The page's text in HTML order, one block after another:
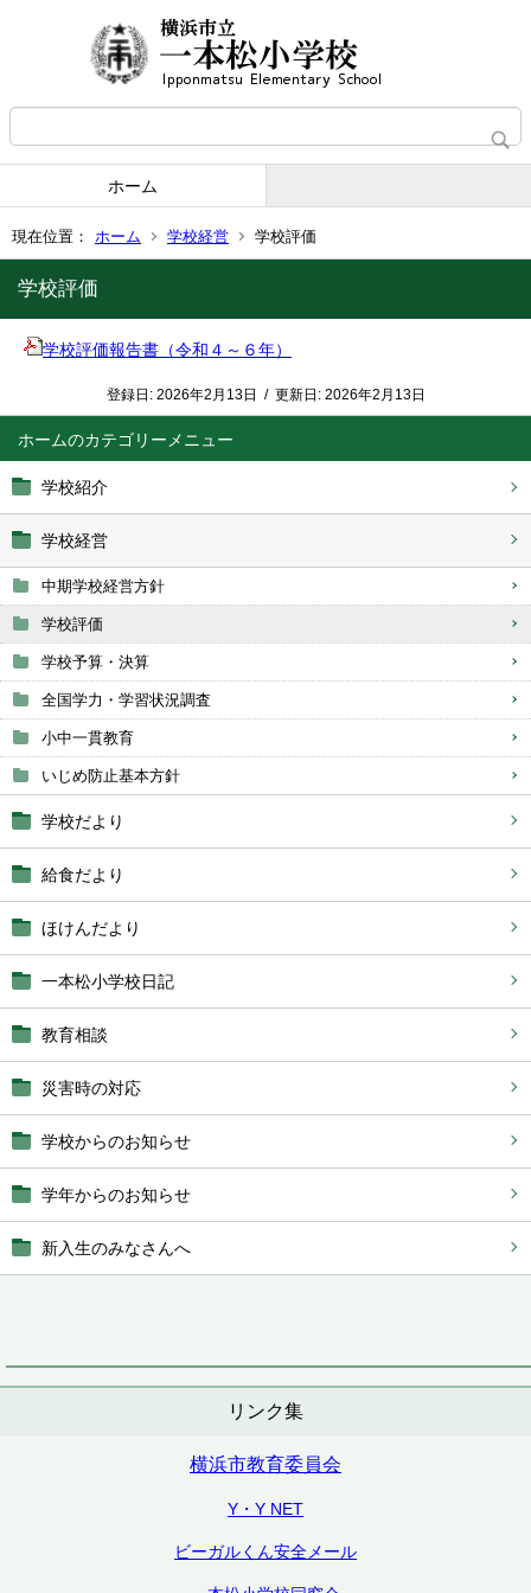
ホーム
現在位置： ホーム 学校経営 学校評価
ホーム
学校紹介
学校経営
中期学校経営方針
学校評価
学校予算・決算
全国学力・学習状況調査
小中一貫教育
いじめ防止基本方針
学校だより
給食だより
ほけんだより
一本松小学校日記
教育相談
災害時の対応
学校からのお知らせ
学年からのお知らせ
新入生のみなさんへ
リンク集
横浜市教育委員会
Y・Y NET
ビーガルくん安全メール
学校評価
学校評価報告書（令和４～６年）
登録日: 2026年2月13日 / 更新日: 2026年2月13日